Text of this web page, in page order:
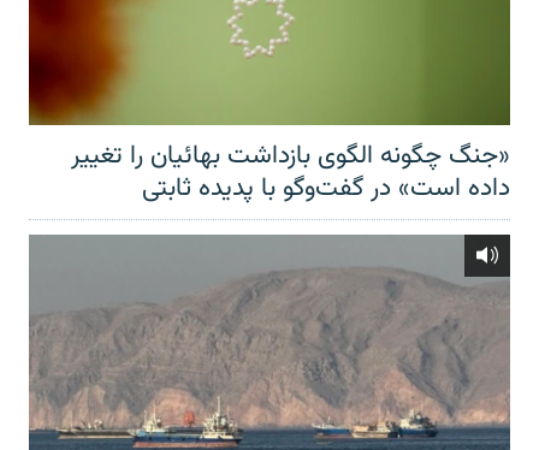
«جنگ چگونه الگوی بازداشت بهائیان را تغییر
داده است» در گفت‌وگو با پدیده ثابتی